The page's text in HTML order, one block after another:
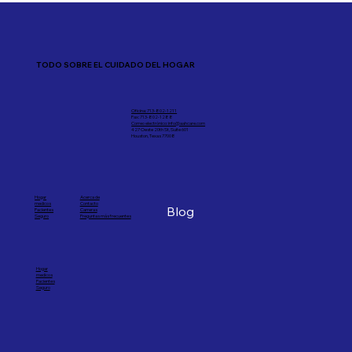
TODO SOBRE EL CUIDADO DEL HOGAR
Oficina: 713-802-1211
Fax: 713-802-1288
Correo electrónico: info@aahcare.com
427 Oeste 20th St, Suite 601
Houston, Texas 77008
Hogar
medicos
Pacientes
Seguro
Acerca de
Contacto
Carreras
Preguntas más frecuentes
Blog
Hogar
medicos
Pacientes
Seguro